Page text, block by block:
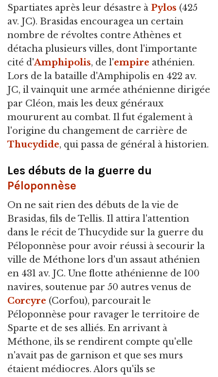
Spartiates après leur désastre à Pylos (425
av. JC). Brasidas encouragea un certain
nombre de révoltes contre Athènes et
détacha plusieurs villes, dont l'importante
cité d'Amphipolis, de l'empire athénien.
Lors de la bataille d'Amphipolis en 422 av.
JC, il vainquit une armée athénienne dirigée
par Cléon, mais les deux généraux
moururent au combat. Il fut également à
l'origine du changement de carrière de
Thucydide, qui passa de général à historien.
Les débuts de la guerre du
Péloponnèse
On ne sait rien des débuts de la vie de
Brasidas, fils de Tellis. Il attira l'attention
dans le récit de Thucydide sur la guerre du
Péloponnèse pour avoir réussi à secourir la
ville de Méthone lors d'un assaut athénien
en 431 av. JC. Une flotte athénienne de 100
navires, soutenue par 50 autres venus de
Corcyre (Corfou), parcourait le
Péloponnèse pour ravager le territoire de
Sparte et de ses alliés. En arrivant à
Méthone, ils se rendirent compte qu'elle
n'avait pas de garnison et que ses murs
étaient médiocres. Alors qu'ils se